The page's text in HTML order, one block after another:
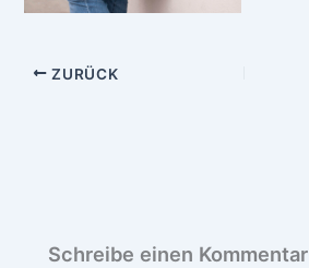
ZURÜCK
Schreibe einen Kommentar